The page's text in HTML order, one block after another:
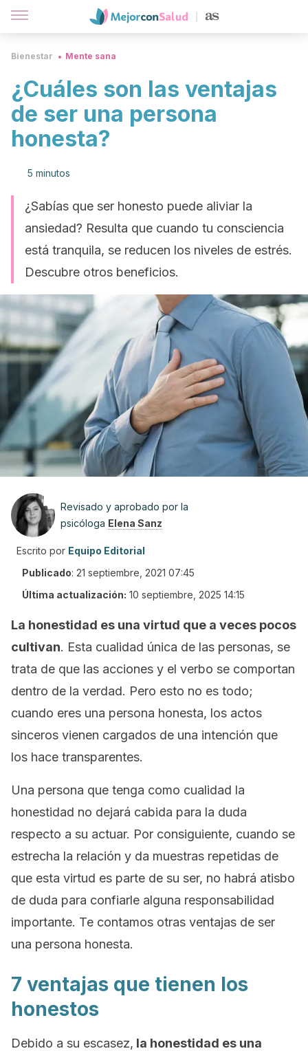
Bienestar Mente sana
¿Cuáles son las ventajas
de ser una persona
honesta?
5 minutos
¿Sabías que ser honesto puede aliviar la
ansiedad? Resulta que cuando tu consciencia
está tranquila, se reducen los niveles de estrés.
Descubre otros beneficios.
Revisado y aprobado por la
psicóloga Elena Sanz
Escrito por Equipo Editorial
Publicado: 21 septiembre, 2021 07:45
Última actualización: 10 septiembre, 2025 14:15
La honestidad es una virtud que a veces pocos
cultivan. Esta cualidad única de las personas, se
trata de que las acciones y el verbo se comportan
dentro de la verdad. Pero esto no es todo;
cuando eres una persona honesta, los actos
sinceros vienen cargados de una intención que
los hace transparentes.
Una persona que tenga como cualidad la
honestidad no dejará cabida para la duda
respecto a su actuar. Por consiguiente, cuando se
estrecha la relación y da muestras repetidas de
que esta virtud es parte de su ser, no habrá atisbo
de duda para confiarle alguna responsabilidad
importante. Te contamos otras ventajas de ser
una persona honesta.
7 ventajas que tienen los
honestos
Debido a su escasez, la honestidad es una